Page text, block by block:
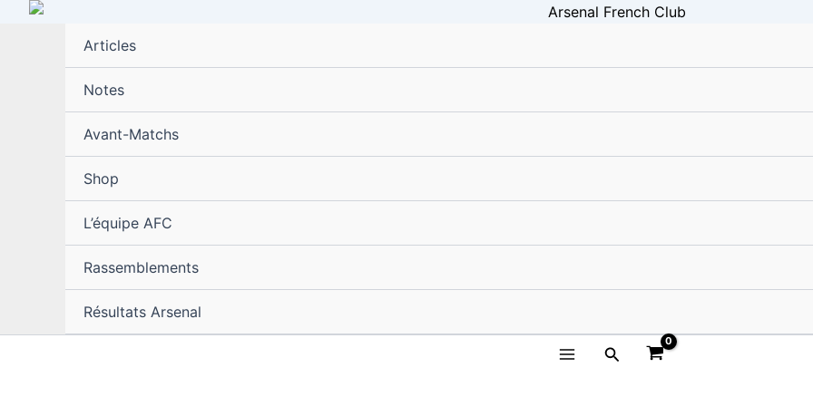
Aller
Articles
Notes
Avant-Matchs
Shop
L’équipe AFC
Rassemblements
Résultats Arsenal
Rechercher